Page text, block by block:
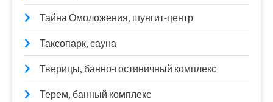
Тайна Омоложения, шунгит-центр
Таксопарк, сауна
Тверицы, банно-гостиничный комплекс
Терем, банный комплекс